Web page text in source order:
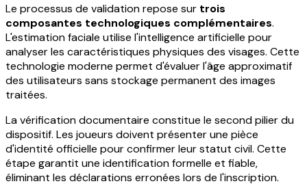
Le processus de validation repose sur trois
composantes technologiques complémentaires.
L'estimation faciale utilise l'intelligence artificielle pour
analyser les caractéristiques physiques des visages. Cette
technologie moderne permet d'évaluer l'âge approximatif
des utilisateurs sans stockage permanent des images
traitées.
La vérification documentaire constitue le second pilier du
dispositif. Les joueurs doivent présenter une pièce
d'identité officielle pour confirmer leur statut civil. Cette
étape garantit une identification formelle et fiable,
éliminant les déclarations erronées lors de l'inscription.